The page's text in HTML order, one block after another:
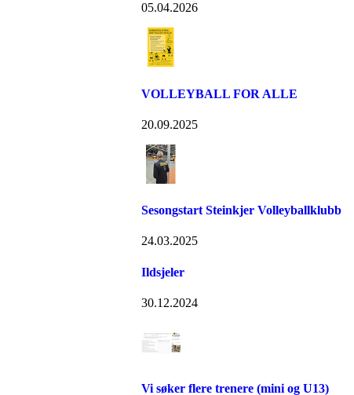
05.04.2026
VOLLEYBALL FOR ALLE
20.09.2025
Sesongstart Steinkjer Volleyballklubb
24.03.2025
Ildsjeler
30.12.2024
Vi søker flere trenere (mini og U13)